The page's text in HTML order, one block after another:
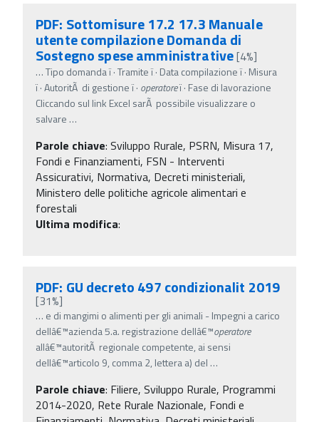
PDF: Sottomisure 17.2 17.3 Manuale
utente compilazione Domanda di
Sostegno spese amministrative[4%]
…Tipo domanda ï‚· Tramite ï‚· Data compilazione ï‚· Misura
ï‚· AutoritÃ di gestione ï‚· operatoreï‚· Fase di lavorazione
Cliccando sul link Excel sarÃ possibile visualizzare o
salvare …
Parole chiave: Sviluppo Rurale, PSRN, Misura 17,
Fondi e Finanziamenti, FSN - Interventi
Assicurativi, Normativa, Decreti ministeriali,
Ministero delle politiche agricole alimentari e
forestali
Ultima modifica:
PDF: GU decreto 497 condizionalit 2019
[31%]
… e di mangimi o alimenti per gli animali - Impegni a carico
dellâ€™azienda 5.a. registrazione dellâ€™operatore
allâ€™autoritÃ regionale competente, ai sensi
dellâ€™articolo 9, comma 2, lettera a) del …
Parole chiave: Filiere, Sviluppo Rurale, Programmi
2014-2020, Rete Rurale Nazionale, Fondi e